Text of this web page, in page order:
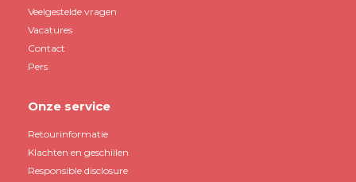
Veelgestelde vragen
Vacatures
Contact
Pers
Onze service
Retourinformatie
Klachten en geschillen
Responsible disclosure